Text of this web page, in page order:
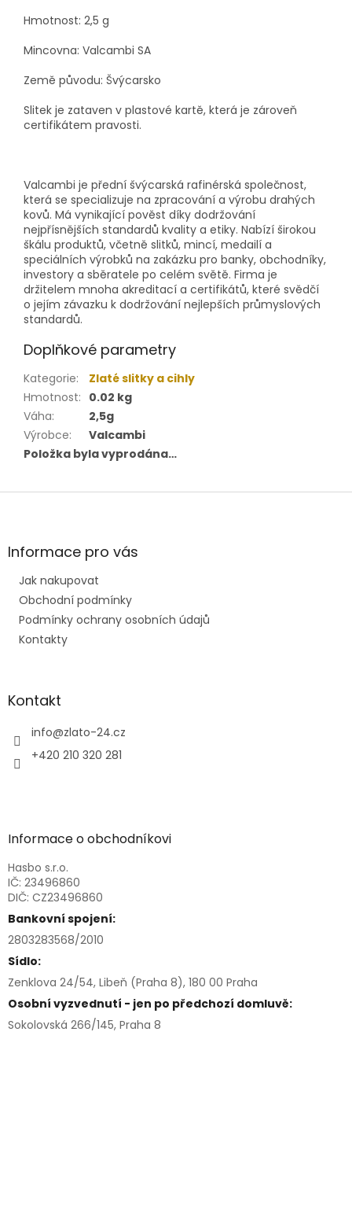
Hmotnost: 2,5 g
Mincovna: Valcambi SA
Země původu: Švýcarsko
Slitek je zataven v plastové kartě, která je zároveň
certifikátem pravosti.
Valcambi je přední švýcarská rafinérská společnost,
která se specializuje na zpracování a výrobu drahých
kovů. Má vynikající pověst díky dodržování
nejpřísnějších standardů kvality a etiky. Nabízí širokou
škálu produktů, včetně slitků, mincí, medailí a
speciálních výrobků na zakázku pro banky, obchodníky,
investory a sběratele po celém světě. Firma je
držitelem mnoha akreditací a certifikátů, které svědčí
o jejím závazku k dodržování nejlepších průmyslových
standardů.
Doplňkové parametry
Kategorie:
Zlaté slitky a cihly
Hmotnost: 0.02 kg
Váha:
2,5g
Výrobce:
Valcambi
Položka byla vyprodána…
Z
aInformace pro vás
Jak nakupovat
Obchodní podmínky
Podmínky ochrany osobních údajů
Kontakty
Kontakt
info@zlato-24.cz
+420 210 320 281
Informace o obchodníkovi
Hasbo s.r.o.
IČ: 23496860
DIČ: CZ23496860
Bankovní spojení:
2803283568/2010
Sídlo:
Zenklova 24/54, Libeň (Praha 8), 180 00 Praha
Osobní vyzvednutí - jen po předchozí domluvě:
Sokolovská 266/145, Praha 8